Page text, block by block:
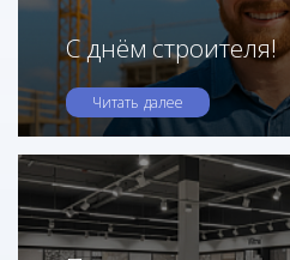
С днём строителя!
Читать далее